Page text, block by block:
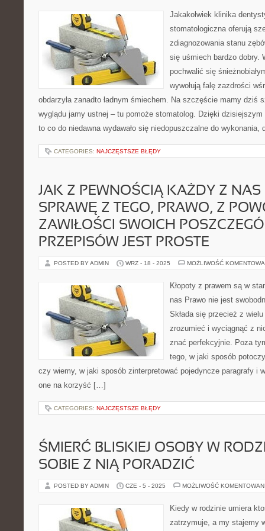
Jakakolwiek klinika
stomatologiczna oferują
zdiagnozowania stanu
się uśmiech bardzo dobry.
pochwalić się
wywołują falę zazdrości
obdarzyła zanadto ładnym śmiechem. Na szczęście mamy dziś
wyglądu jamy ustnej – tu pomoże stomatolog. Dzięki
to co do niedawna wydawało się niedopuszczalne do
CATEGORIES: NAJCZĘSTSZE BŁĘDY
JAK Z PEWNOŚCIĄ KAŻDY Z NAS
SPRAWĘ Z TEGO, PRAWO, Z
ZAWIŁOŚCI SWOICH
PRZEPISÓW JEST PROSTE
POSTED BY ADMIN WRZ - 18 - 2025 MOŻLIWOŚĆ
Kłopoty z prawem są w
nas Prawo nie jest
Składa się przecież z
zrozumieć i wyciągnąć z
znać perfekcyjnie. Poza
tego, w jaki sposób
czy wiemy, w jaki sposób zinterpretować pojedyncze paragrafy i
one na korzyść […]
CATEGORIES: NAJCZĘSTSZE BŁĘDY
ŚMIERĆ BLISKIEJ OSOBY W
SOBIE Z NIĄ PORADZIĆ
POSTED BY ADMIN CZE - 5 - 2025 MOŻLIWOŚĆ
Kiedy w rodzinie umiera
zatrzymuje, a my stajemy